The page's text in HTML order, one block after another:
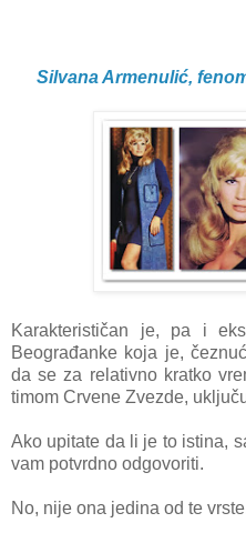
Silvana Armenulić,
Karakterističan je, pa i
Beograđanke koja je,
da se za relativno kratko
timom Crvene Zvezde,
Ako upitate da li je to istina,
vam potvrdno odgovoriti.
No, nije ona jedina od te